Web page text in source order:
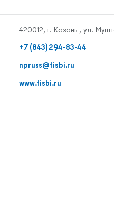
420012, г. Казань , ул.
+7 (843) 294-83-44
npruss@tisbi.ru
www.tisbi.ru